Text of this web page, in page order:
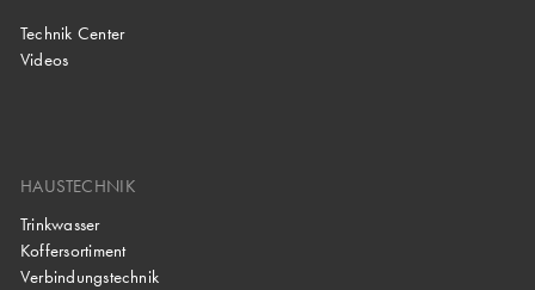
Technik Center
Videos
HAUSTECHNIK
Trinkwasser
Koffersortiment
Verbindungstechnik